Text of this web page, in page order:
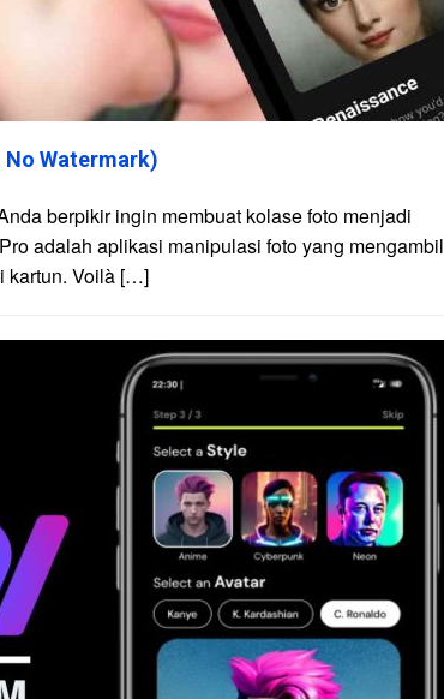
No Watermark)
berpikir ingin membuat kolase foto menjadi
adalah aplikasi manipulasi foto yang mengambil
kartun. Voilà […]